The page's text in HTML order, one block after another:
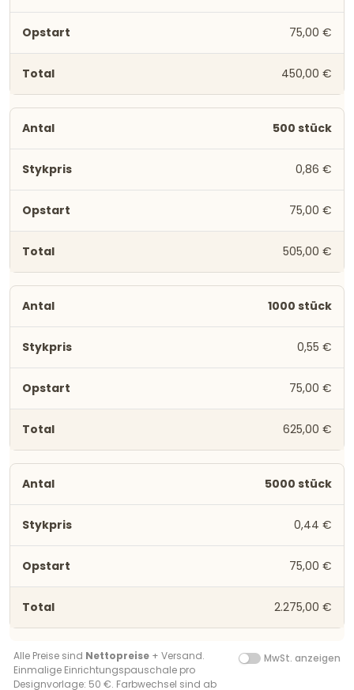
75,00 €
450,00 €
500 stück
0,86 €
75,00 €
505,00 €
1000 stück
0,55 €
75,00 €
625,00 €
5000 stück
0,44 €
75,00 €
2.275,00 €
Alle Preise sind Nettopreise + Versand.
Einmalige Einrichtungspauschale pro
Designvorlage: 50 €. Farbwechsel sind ab
MwSt. anzeigen